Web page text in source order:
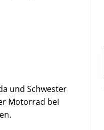
und Schwester
Motorrad bei